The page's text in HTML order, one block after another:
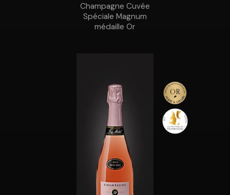
Champagne Cuvée
Spéciale Magnum
médaille Or